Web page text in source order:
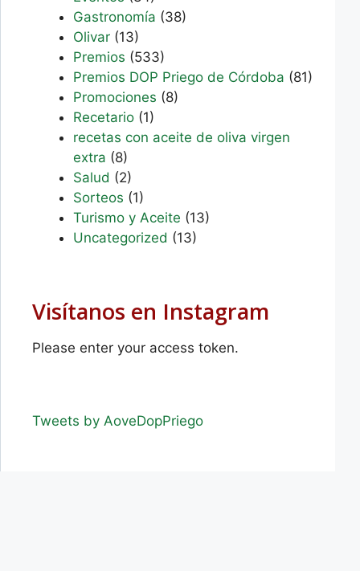
Gastronomía (38)
Olivar (13)
Premios (533)
Premios DOP Priego de Córdoba (81)
Promociones (8)
Recetario (1)
recetas con aceite de oliva virgen
extra (8)
Salud (2)
Sorteos (1)
Turismo y Aceite (13)
Uncategorized (13)
Visítanos en Instagram
Please enter your access token.
Tweets by AoveDopPriego